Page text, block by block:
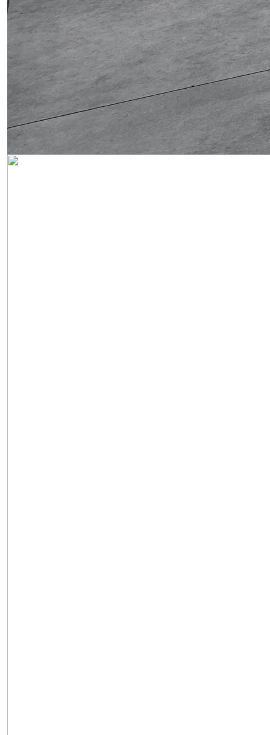
Obrázek